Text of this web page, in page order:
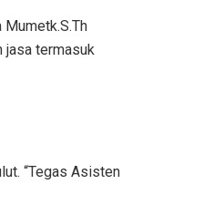
jasa termasuk
“Tegas Asisten